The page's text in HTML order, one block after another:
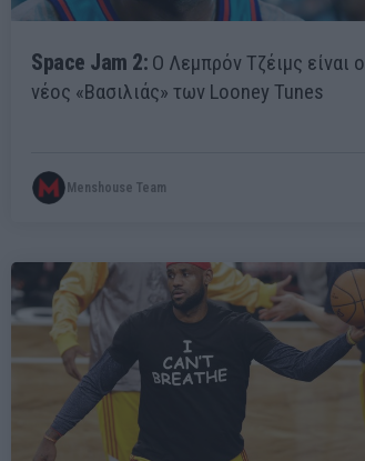
Space Jam 2: Ο Λεμπρόν Τζέιμς είναι ο
νέος «Βασιλιάς» των Looney Tunes
Menshouse Team